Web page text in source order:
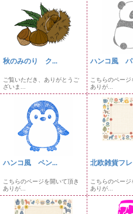
秋のみのり ク...
ご覧いただき、ありがとうご
ざいま...
ハンコ風 パ
こちらのページ
ありが...
ハンコ風 ペン...
こちらのページを開いて頂き
ありが...
北欧雑貨フ
こちらのページ
ありが...